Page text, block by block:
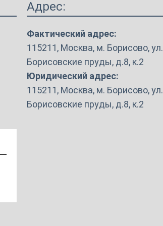
Адрес:
Фактический адрес:
115211, Москва, м. Борисово, ул.
Борисовские пруды, д.8, к.2
Юридический адрес:
115211, Москва, м. Борисово, ул.
Борисовские пруды, д.8, к.2